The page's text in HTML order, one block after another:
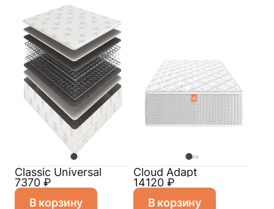
Classiс Universal
7370 ₽
В корзину
Cloud Adapt
14120 ₽
В корзину